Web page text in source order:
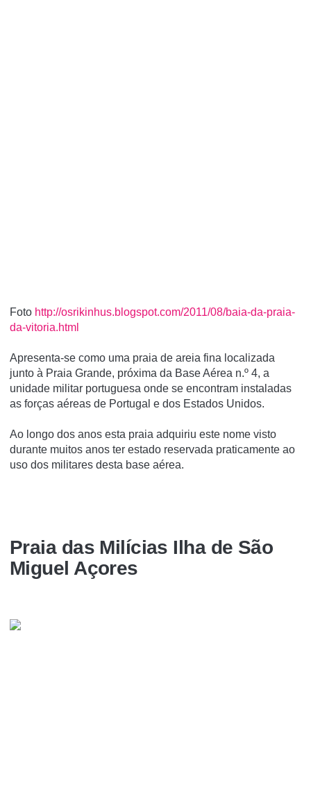
Foto http://osrikinhus.blogspot.com/2011/08/baia-da-praia-
da-vitoria.html
Apresenta-se como uma praia de areia fina localizada
junto à Praia Grande, próxima da Base Aérea n.º 4, a
unidade militar portuguesa onde se encontram instaladas
as forças aéreas de Portugal e dos Estados Unidos.
Ao longo dos anos esta praia adquiriu este nome visto
durante muitos anos ter estado reservada praticamente ao
uso dos militares desta base aérea.
Praia das Milícias Ilha de São
Miguel Açores